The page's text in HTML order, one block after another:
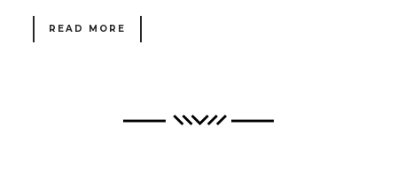
READ MORE